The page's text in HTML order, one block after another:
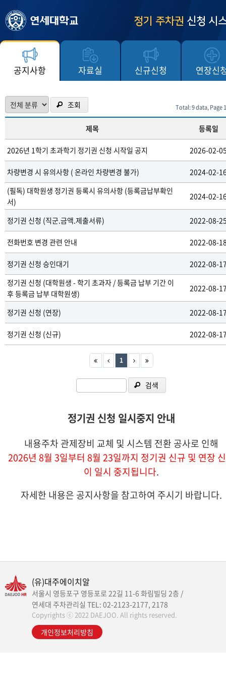
정기 주차권 신청 시
공지사항 자료실 신규신청 연장신
조회 Total: 9 data, Page
제목 등록일
2026년 1학기 초과학기 정기권 신청 시작일 공지 2026-02-
차량변경 시 유의사항 ( 온라인 차량변경 불가)
2024-02-
(필독) 대학원생 정기권 등록시 유의사항 (등록금납부확인
서)
2024-02-
정기권 신청 (직군.금액.제출서류) 2022-08-
전화번호 변경 관련 안내 2022-08-
정기권 신청 승인대기
2022-08-
정기권 신청 (대학원생 - 학기 초과자 / 등록금 납부 기간 이
후 등록금 납부 대학원생)
2022-08-
정기권 신청 (연장) 2022-08-
정기권 신청 (신규) 2022-08-
1
검색
정기권 신청 일시중지 안내
내용주차 관제장비 교체 및 시스템 전환 공사로 인해
2026년 8월 3일부터 8월 23일까지 정기권 신규 및 연장
이 일시 중지됩니다.
자세한 내용은 공지사항을 참고하여 주시기 바랍니다.
(유)대주에이치알
서울시 영등포구 영등포로 22길 11-6 화림빌딩 2층 /
연세대 주차관리실 TEL: 02-2123-2177, 2178
Copyrights ⓒ 2022 DAEJOO. All rights reserved.
개인정보처리방침